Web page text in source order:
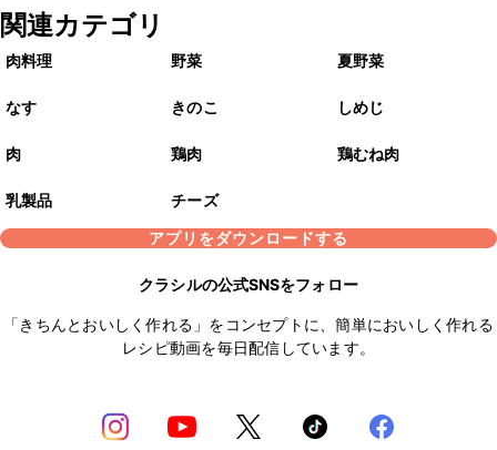
関連カテゴリ
肉料理 野菜 夏野菜
なす きのこ しめじ
肉 鶏肉 鶏むね肉
乳製品
チーズ
アプリをダウンロードする
クラシルの公式SNSをフォロー
「きちんとおいしく作れる」をコンセプトに、簡単においしく作れる
レシピ動画を毎日配信しています。